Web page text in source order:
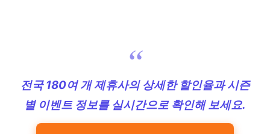
전국 180여 개 제휴사의 상세한 할인율과 시즌
별 이벤트 정보를 실시간으로 확인해 보세요.